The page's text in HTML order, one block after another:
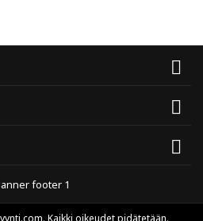



Kaikki oikeudet pidätetään.